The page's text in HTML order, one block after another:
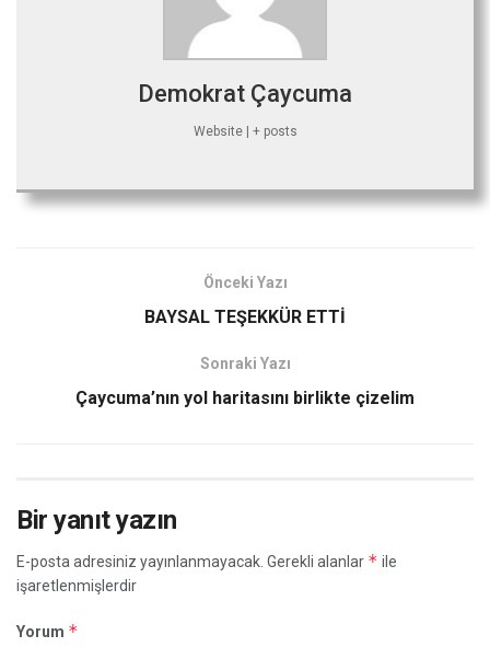
Demokrat Çaycuma
Website | + posts
Önceki Yazı
BAYSAL TEŞEKKÜR ETTİ
Sonraki Yazı
Çaycuma’nın yol haritasını birlikte çizelim
Bir yanıt yazın
E-posta adresiniz yayınlanmayacak. Gerekli alanlar * ile
işaretlenmişlerdir
Yorum *